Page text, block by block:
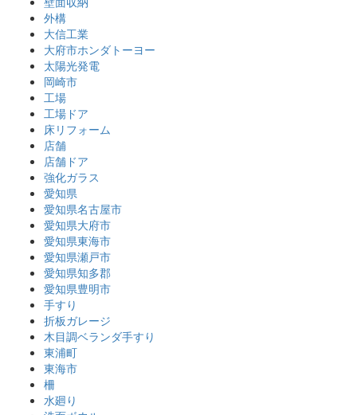
外構
大信工業
大府市ホンダトーヨー
太陽光発電
岡崎市
工場
工場ドア
床リフォーム
店舗
店舗ドア
強化ガラス
愛知県
愛知県名古屋市
愛知県大府市
愛知県東海市
愛知県瀬戸市
愛知県知多郡
愛知県豊明市
手すり
折板ガレージ
木目調ベランダ手すり
東浦町
東海市
柵
水廻り